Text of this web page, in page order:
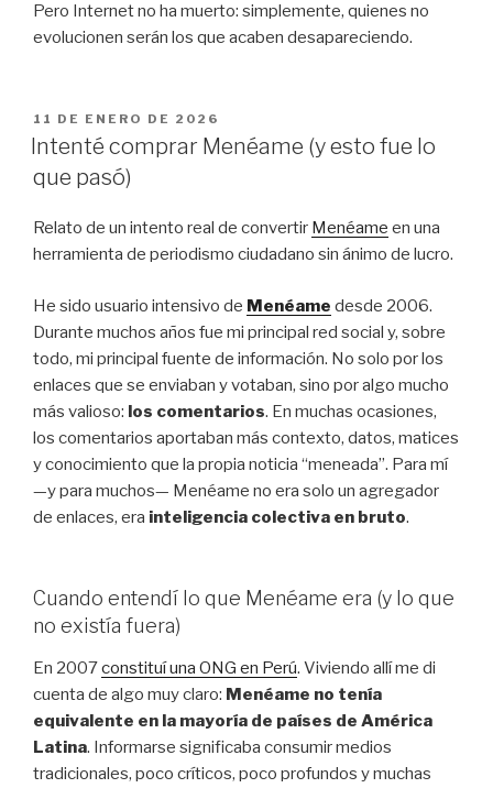
Pero Internet no ha muerto: simplemente, quienes no
evolucionen serán los que acaben desapareciendo.
PUBLICADO
EL
11 DE ENERO DE 2026
Intenté comprar Menéame (y esto fue lo
que pasó)
Relato de un intento real de convertir Menéame en una
herramienta de periodismo ciudadano sin ánimo de lucro.
He sido usuario intensivo de Menéame desde 2006.
Durante muchos años fue mi principal red social y, sobre
todo, mi principal fuente de información. No solo por los
enlaces que se enviaban y votaban, sino por algo mucho
más valioso: los comentarios. En muchas ocasiones,
los comentarios aportaban más contexto, datos, matices
y conocimiento que la propia noticia “meneada”. Para mí
—y para muchos— Menéame no era solo un agregador
de enlaces, era inteligencia colectiva en bruto.
Cuando entendí lo que Menéame era (y lo que
no existía fuera)
En 2007constituí una ONG en Perú. Viviendo allí me di
cuenta de algo muy claro: Menéame no tenía
equivalente en la mayoría de países de América
Latina. Informarse significaba consumir medios
tradicionales, poco críticos, poco profundos y muchas